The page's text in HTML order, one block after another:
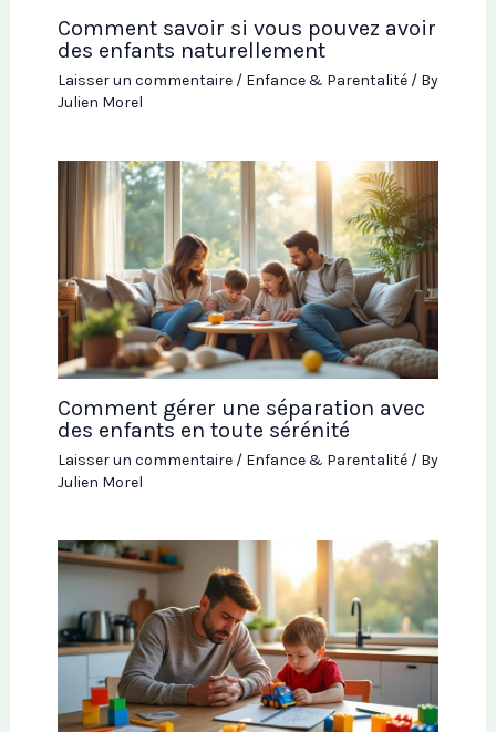
Comment savoir si vous pouvez avoir
des enfants naturellement
Laisser un commentaire / Enfance & Parentalité/ By
Julien Morel
Comment gérer une séparation avec
des enfants en toute sérénité
Laisser un commentaire / Enfance & Parentalité/ By
Julien Morel